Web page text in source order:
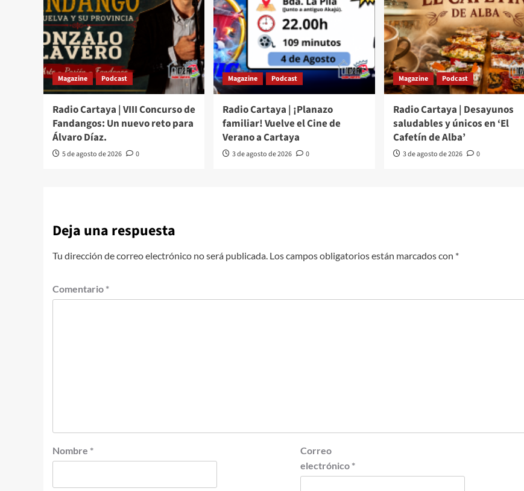
Magazine Podcast
Radio Cartaya | VIII Concurso de
Fandangos: Un nuevo reto para
Álvaro Díaz.
5 de agosto de 2026 0
Magazine Podcast
Radio Cartaya | ¡Planazo
familiar! Vuelve el Cine de
Verano a Cartaya
3 de agosto de 2026 0
Magazine Podcast
Radio Cartaya | Desayunos
saludables y únicos en ‘El
Cafetín de Alba’
3 de agosto de 2026 0
Deja una respuesta
Tu dirección de correo electrónico no será publicada. Los campos obligatorios están marcados con *
Comentario *
Nombre *
Correo
electrónico *